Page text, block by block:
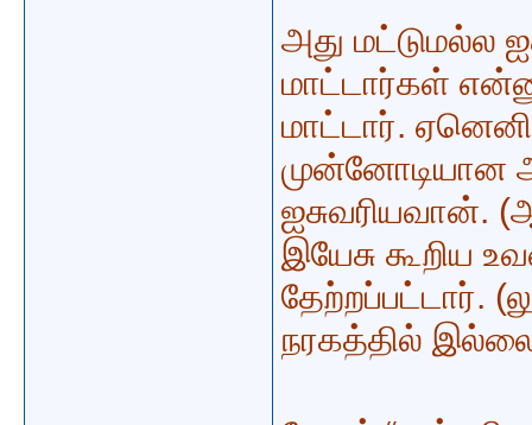
அது மட்டுமல்ல
மாட்டார்கள்
மாட்டார்.
முன்னோடியான
ஐசுவரியவான்.
இயேசு கூறிய
தேற்றப்பட்டார்.
நரகத்தில்